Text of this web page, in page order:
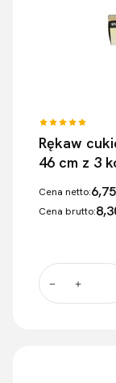
Rękaw
46 cm z 3
Cena netto:
Cena brutto: